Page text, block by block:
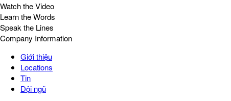
Watch the Video
Learn the Words
Speak the Lines
Company Information
Giới thiệu
Locations
Tin
Đội ngũ